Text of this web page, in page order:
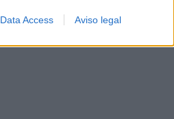
Data Access Aviso legal